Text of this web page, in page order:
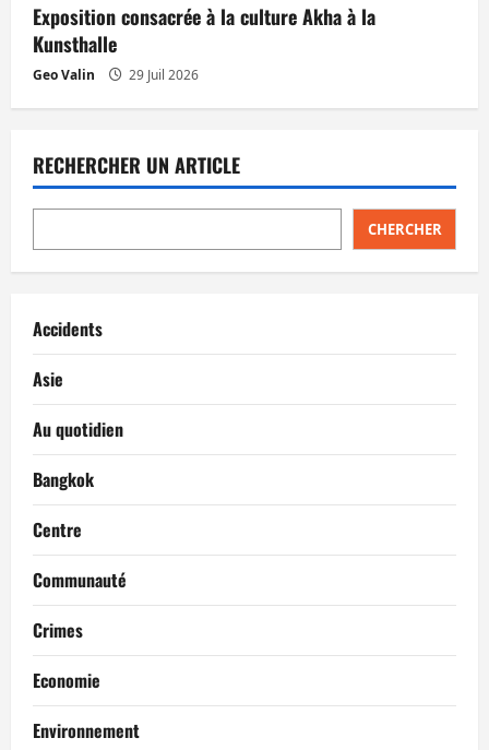
Exposition consacrée à la culture Akha à la
Kunsthalle
Geo Valin 29 Juil 2026
RECHERCHER UN ARTICLE
CHERCHER
Accidents
Asie
Au quotidien
Bangkok
Centre
Communauté
Crimes
Economie
Environnement